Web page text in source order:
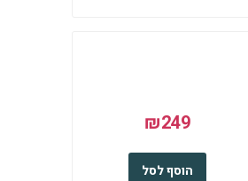
₪249
הוסף לסל